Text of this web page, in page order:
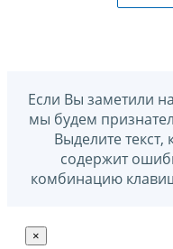
Если Вы заметили
мы будем
Выделите
содержит
комбинацию
×